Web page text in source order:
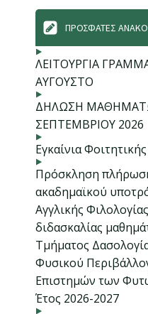
ΠΡΟΣΦΑΤΕΣ
ΛΕΙΤΟΥΡΓΙΑ
ΑΥΓΟΥΣΤΟ
ΔΗΛΩΣΗ
ΣΕΠΤΕΜΒΡΙΟΥ 2026
Εγκαίνια
Πρόσκληση
ακαδημαϊκού
Αγγλικής
διδασκαλίας
Τμήματος
Φυσικού
Επιστημών των
Έτος 2026-2027